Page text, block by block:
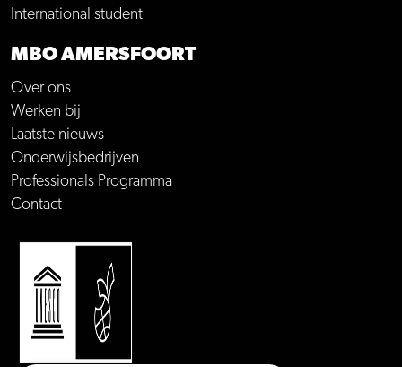
International student
MBO AMERSFOORT
Over ons
Werken bij
Laatste nieuws
Onderwijsbedrijven
Professionals Programma
Contact